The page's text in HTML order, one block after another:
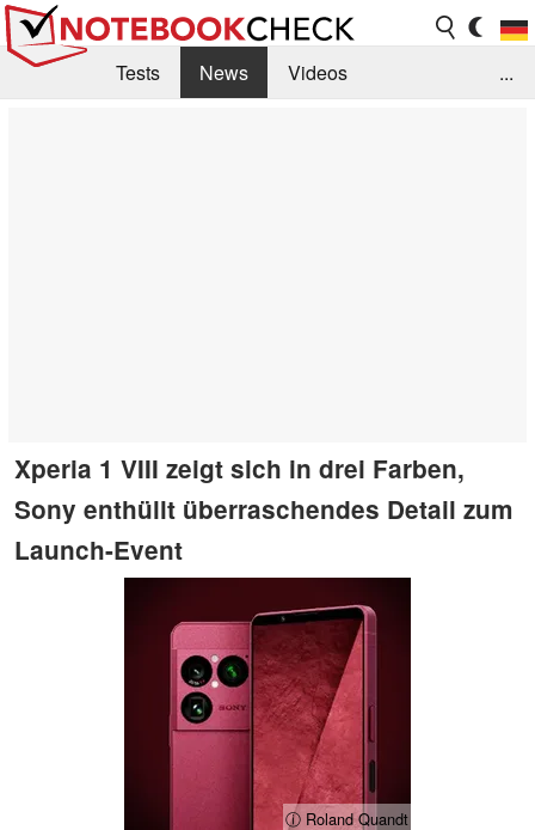
Tests News
Videos
...
Xperia 1 VIII zeigt sich in drei Farben,
Sony enthüllt überraschendes Detail zum
Launch-Event
ⓘ Roland Quandt